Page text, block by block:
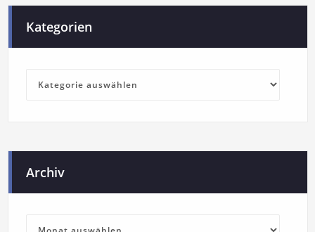
Kategorien
Archiv